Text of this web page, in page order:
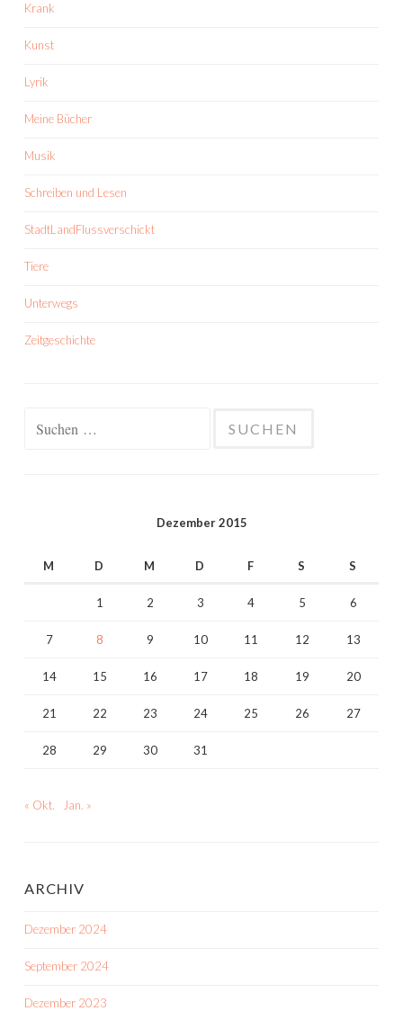
Krank
Kunst
Lyrik
Meine Bücher
Musik
Schreiben und Lesen
StadtLandFlussverschickt
Tiere
Unterwegs
Zeitgeschichte
Dezember 2015
M D M D F S S
1 2 3 4 5 6
7 8 9 10 11 12 13
14 15 16 17 18 19 20
21 22 23 24 25 26 27
28 29 30 31
« Okt. Jan. »
ARCHIV
Dezember 2024
September 2024
Dezember 2023